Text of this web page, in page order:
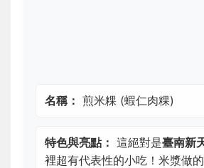
名稱： 煎米粿 (蝦仁肉粿)
特色與亮點： 這絕對是臺南新
裡超有代表性的小吃！米漿做